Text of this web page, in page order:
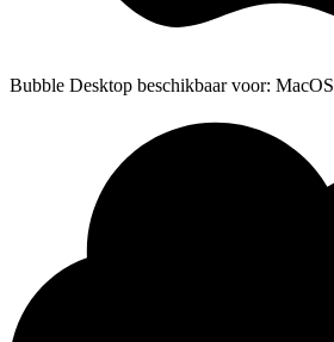
Bubble Desktop beschikbaar voor: MacOS